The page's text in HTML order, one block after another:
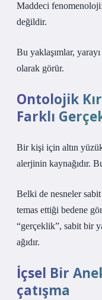
Maddeci
değildir.
Bu yaklaşımlar,
olarak görür.
Ontolojik
Farklı
Bir kişi için altın
alerjinin kaynağıdır.
Belki de nesneler
temas ettiği bedene
“gerçeklik”, sabit bir
ağıdır.
İçsel Bir
çatışma